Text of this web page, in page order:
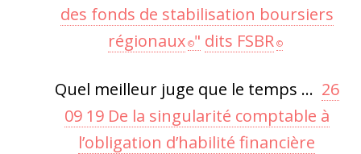
des fonds de stabilisation boursiers
régionaux ©" dits FSBR ©
Quel meilleur juge que le temps ... 26
09 19 De la singularité comptable à
l’obligation d’habilité financière